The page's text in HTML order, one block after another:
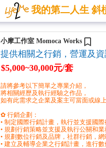
我的第二人生 斜
小摩工作室 Momoca Works
提供相關之行銷，營運及
$5,000~30,000元/套
請將參考以下簡單之專業介紹，
將相關經歷及執行經驗之作品，
如有此需求之企業及案主可當面或線上
✿ 行銷企劃：
• 制定國際行銷計畫，執行並支援國際
• 規劃行銷策略並支援及執行公關和業
• 規劃數位行銷及品牌，社群行銷，網
• 建立及輔導企業之行銷計畫，進行